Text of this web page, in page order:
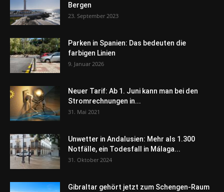
Bergen
23. September 2023
Parken in Spanien: Das bedeuten die
farbigen Linien
9. Januar 2026
Neuer Tarif: Ab 1. Juni kann man bei den
Stromrechnungen in...
31. Mai 2021
Unwetter in Andalusien: Mehr als 1.300
Notfälle, ein Todesfall in Málaga...
31. Oktober 2024
Gibraltar gehört jetzt zum Schengen-Raum